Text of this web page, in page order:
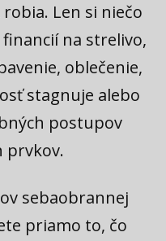
Len si niečo
na strelivo,
oblečenie,
stagnuje alebo
postupov
prvkov.
sebaobrannej
priamo to, čo